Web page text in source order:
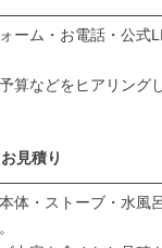
ーム・お電話・公式
算などをヒアリング
見積り
体・ストーブ・水風